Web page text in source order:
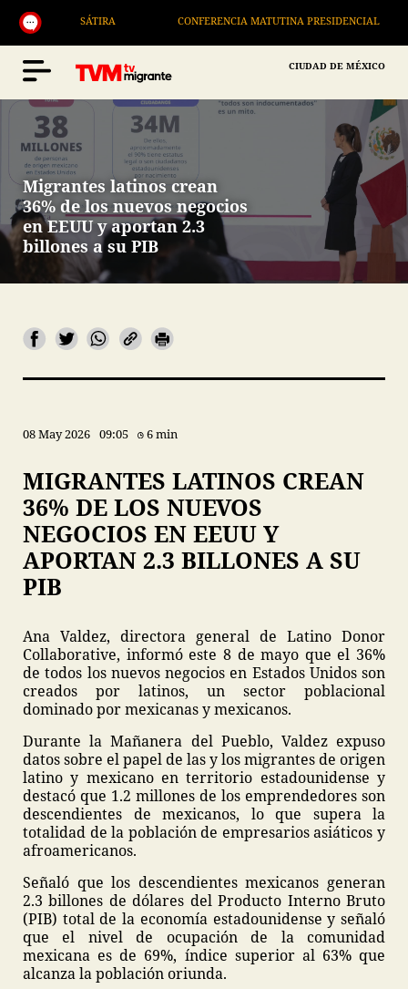
SÁTIRA CONFERENCIA MATUTINA PRESIDENCIAL
CIUDAD DE MÉXICO
Migrantes latinos crean
36% de los nuevos negocios
en EEUU y aportan 2.3
billones a su PIB
08 May 2026 09:05 6 min
MIGRANTES LATINOS CREAN
36% DE LOS NUEVOS
NEGOCIOS EN EEUU Y
APORTAN 2.3 BILLONES A SU
PIB
Ana Valdez, directora general de Latino Donor
Collaborative, informó este 8 de mayo que el 36%
de todos los nuevos negocios en Estados Unidos son
creados por latinos, un sector poblacional
dominado por mexicanas y mexicanos.
Durante la Mañanera del Pueblo, Valdez expuso
datos sobre el papel de las y los migrantes de origen
latino y mexicano en territorio estadounidense y
destacó que 1.2 millones de los emprendedores son
descendientes de mexicanos, lo que supera la
totalidad de la población de empresarios asiáticos y
afroamericanos.
Señaló que los descendientes mexicanos generan
2.3 billones de dólares del Producto Interno Bruto
(PIB) total de la economía estadounidense y señaló
que el nivel de ocupación de la comunidad
mexicana es de 69%, índice superior al 63% que
alcanza la población oriunda.